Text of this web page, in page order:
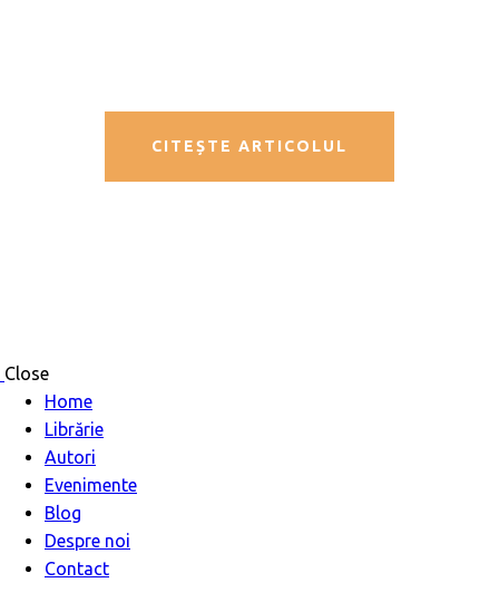
CITEȘTE ARTICOLUL
Close
Home
Librărie
Autori
Evenimente
Blog
Despre noi
Contact